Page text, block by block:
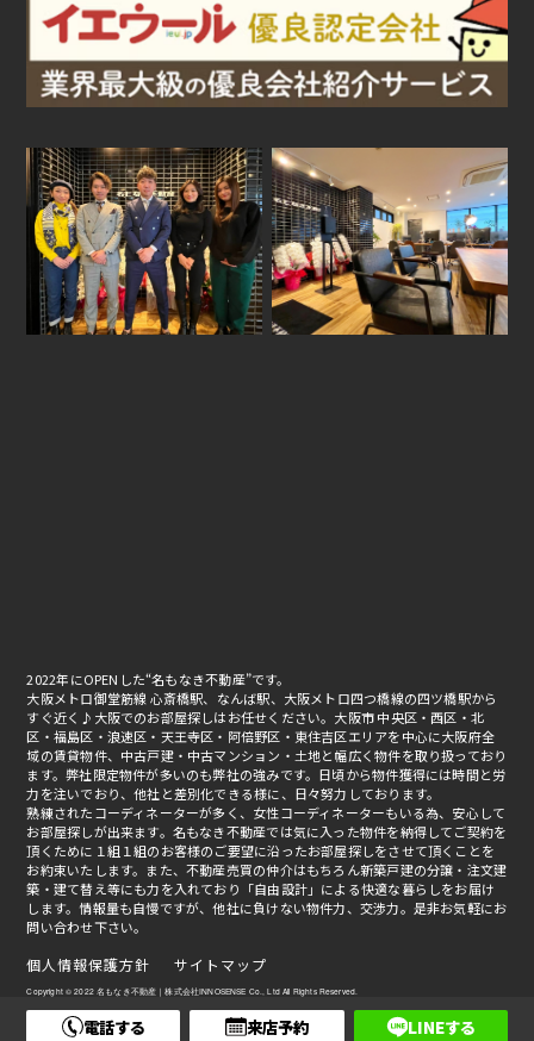
2022年にOPENした“名もなき不動産”です。
大阪メトロ御堂筋線 心斎橋駅、なんば駅、大阪メトロ四つ橋線の四ツ橋駅から
すぐ近く♪大阪でのお部屋探しはお任せください。大阪市 中央区・西区・北
区・福島区・浪速区・天王寺区・阿倍野区・東住吉区エリアを中心に大阪府全
域の賃貸物件、中古戸建・中古マンション・土地と幅広く物件を取り扱っており
ます。弊社限定物件が多いのも弊社の強みです。日頃から物件獲得には時間と労
力を注いでおり、他社と差別化できる様に、日々努力しております。
熟練されたコーディネーターが多く、女性コーディネーターもいる為、安心して
お部屋探しが出来ます。名もなき不動産では気に入った物件を納得してご契約を
頂くために１組１組のお客様のご要望に沿ったお部屋探しをさせて頂くことを
お約束いたします。また、不動産売買の仲介はもちろん新築戸建の分譲・注文建
築・建て替え等にも力を入れており「自由設計」による快適な暮らしをお届け
します。情報量も自慢ですが、他社に負けない物件力、交渉力。是非お気軽にお
問い合わせ下さい。
Copyright © 2022 名もなき不動産｜株式会社INNOSENSE Co., Ltd All Rights Reserved.
個人情報保護方針 サイトマップ
電話する 来店予約 LINEする